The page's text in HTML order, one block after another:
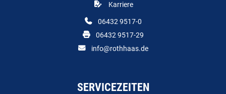
Karriere
06432 9517-0
06432 9517-29
info@rothhaas.de
SERVICEZEITEN